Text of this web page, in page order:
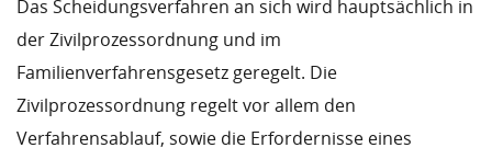
Das Scheidungsverfahren an sich wird hauptsächlich in
der Zivilprozessordnung und im
Familienverfahrensgesetz geregelt. Die
Zivilprozessordnung regelt vor allem den
Verfahrensablauf, sowie die Erfordernisse eines